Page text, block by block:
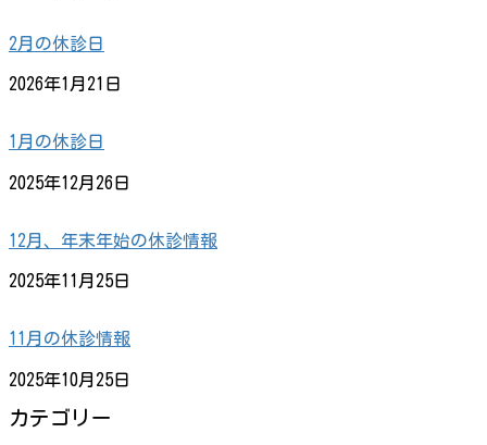
2月の休診日
2026年1月21日
1月の休診日
2025年12月26日
12月、年末年始の休診情報
2025年11月25日
11月の休診情報
2025年10月25日
カテゴリー